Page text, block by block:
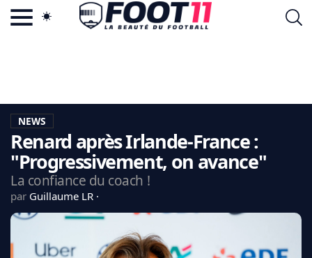
LA CHARTE
VIE PRIVÉE
CGU
CONTACTEZ-NOUS
CDM 2026
NEWS
Renard après Irlande-France :
"Progressivement, on avance"
La confiance du coach !
par Guillaume LR